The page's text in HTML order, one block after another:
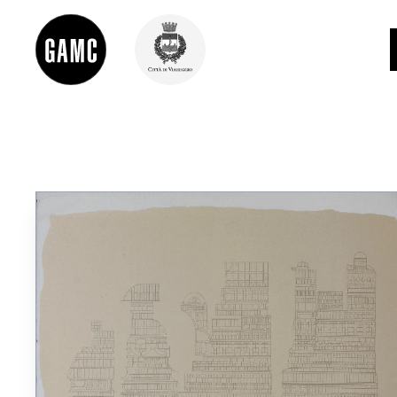
GLI AUTORI
LORENZO VIANI
MOSTRE
EVENTI
PALAZZO DELLE MUSE